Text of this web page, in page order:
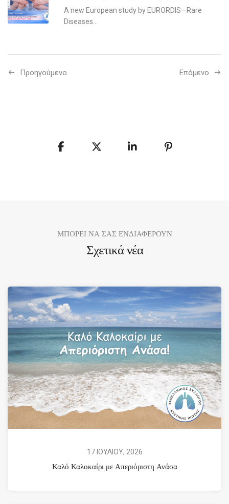
A new European study by EURORDIS—Rare
Diseases...
Προηγούμενo Επόμενο
ΜΠΟΡΕΙ ΝΑ ΣΑΣ ΕΝΔΙΑΦΕΡΟΥΝ
Σχετικά νέα
17 ΙΟΥΛΙΟΥ, 2026
Καλό Καλοκαίρι με Απεριόριστη Ανάσα